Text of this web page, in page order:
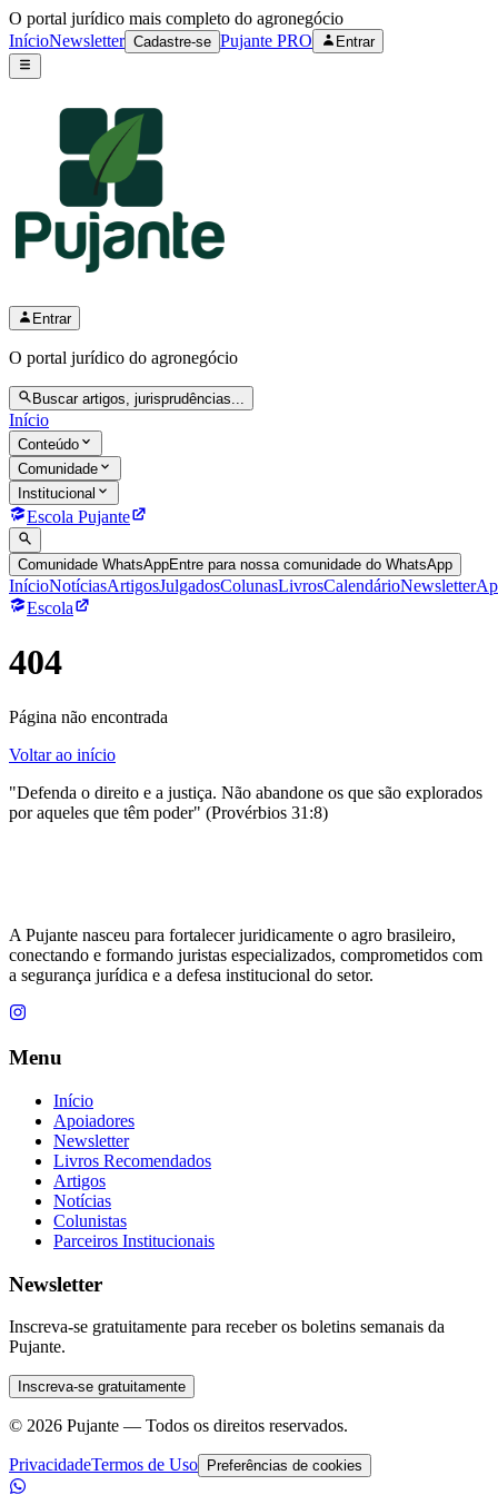
O portal jurídico mais completo do agronegócio
InícioNewsletter Cadastre-se Pujante PRO Entrar
Entrar
O portal jurídico do agronegócio
Buscar artigos, jurisprudências...
Início
Conteúdo
Comunidade
Institucional
Escola Pujante
Comunidade WhatsAppEntre para nossa comunidade do WhatsApp
InícioNotíciasArtigosJulgadosColunasLivrosCalendárioNewsletter
Escola
404
Página não encontrada
Voltar ao início
"Defenda o direito e a justiça. Não abandone os que são explorados
por aqueles que têm poder" (Provérbios 31:8)
A Pujante nasceu para fortalecer juridicamente o agro brasileiro,
conectando e formando juristas especializados, comprometidos com
a segurança jurídica e a defesa institucional do setor.
Menu
Início
Apoiadores
Newsletter
Livros Recomendados
Artigos
Notícias
Colunistas
Parceiros Institucionais
Newsletter
Inscreva-se gratuitamente para receber os boletins semanais da
Pujante.
Inscreva-se gratuitamente
© 2026 Pujante — Todos os direitos reservados.
PrivacidadeTermos de Uso Preferências de cookies